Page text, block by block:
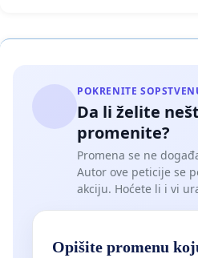
POKRENITE
Da li želite
promenite?
Promena se ne
Autor ove peticije se
akciju. Hoćete li i vi
Opišite promenu